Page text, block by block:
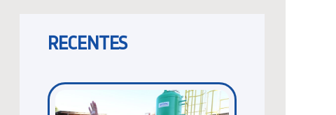
RECENTES